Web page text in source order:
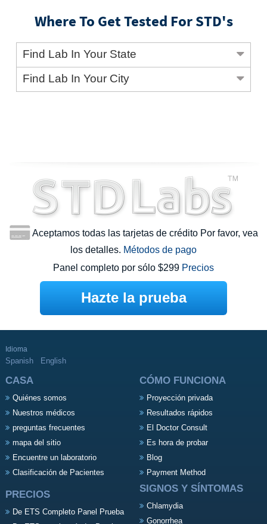
Where To Get Tested For STD's
Find Lab In Your State
Find Lab In Your City
Aceptamos todas las tarjetas de crédito Por favor, vea
los detalles. Métodos de pago
Panel completo por sólo $299 Precios
Hazte la prueba
Idioma
Spanish English
CASA
Quiénes somos
Nuestros médicos
preguntas frecuentes
mapa del sitio
Encuentre un laboratorio
Clasificación de Pacientes
CÓMO FUNCIONA
Proyección privada
Resultados rápidos
El Doctor Consult
Es hora de probar
Blog
Payment Method
PRECIOS
De ETS Completo Panel Prueba
SIGNOS Y SÍNTOMAS
Chlamydia
Gonorrhea